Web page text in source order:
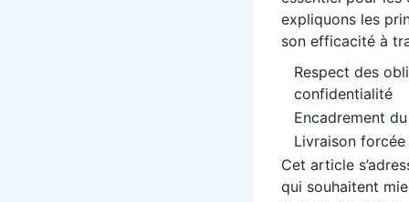
expliquons les
son efficacité à
Respect des
confidentialité
Encadrement
Livraison
Cet article
qui souhaitent